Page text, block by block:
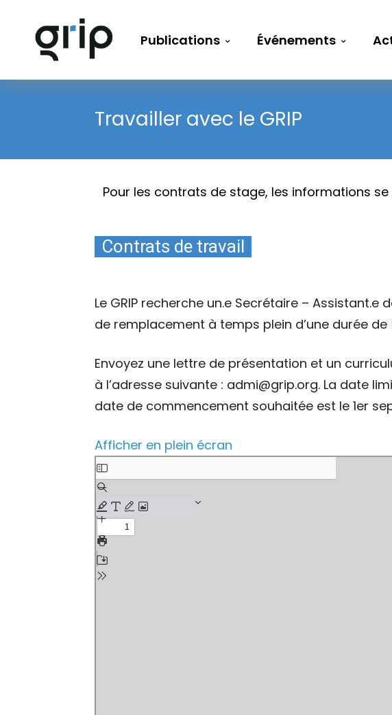
Publications Événements
Travailler avec le GRIP
Pour les contrats de stage, les informations
Contrats de travail
Le GRIP recherche un.e Secrétaire –
de remplacement à temps plein d’une durée de
Envoyez une lettre de présentation et un
à l’adresse suivante : admi@grip.org. La date
date de commencement souhaitée est le 1er
Afficher en plein écran
Aller
au
contenu